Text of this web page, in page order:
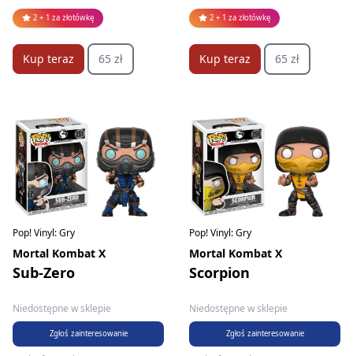
2 + 1 za złotówkę
Kup teraz 65 zł
2 + 1 za złotówkę
Kup teraz 65 zł
Pop! Vinyl: Gry
Mortal Kombat X
Sub-Zero
Niedostępne w sklepie
Zgłoś zainteresowanie
Pop! Vinyl: Gry
Mortal Kombat X
Scorpion
Niedostępne w sklepie
Zgłoś zainteresowanie